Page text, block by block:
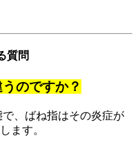
質問
のですか？
、ばね指はその炎症が
ます。